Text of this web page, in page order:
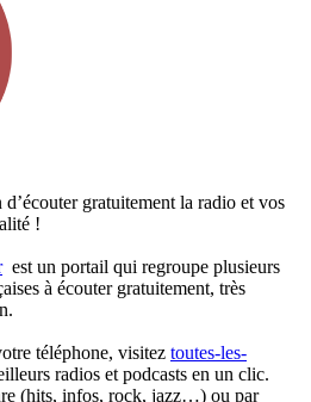
gratuitement la radio et vos
!
est un portail qui regroupe plusieurs
à écouter gratuitement, très
téléphone, visitez toutes-les-
radios et podcasts en un clic.
(hits, infos, rock, jazz…) ou par